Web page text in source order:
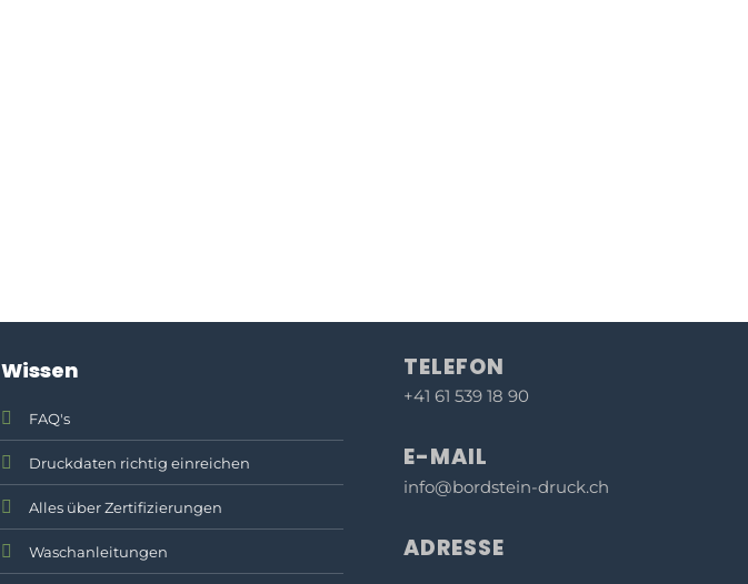
Wissen
FAQ's
Druckdaten richtig einreichen
Alles über Zertifizierungen
Waschanleitungen
TELEFON
+41 61 539 18 90
E-MAIL
info@bordstein-druck.ch
ADRESSE